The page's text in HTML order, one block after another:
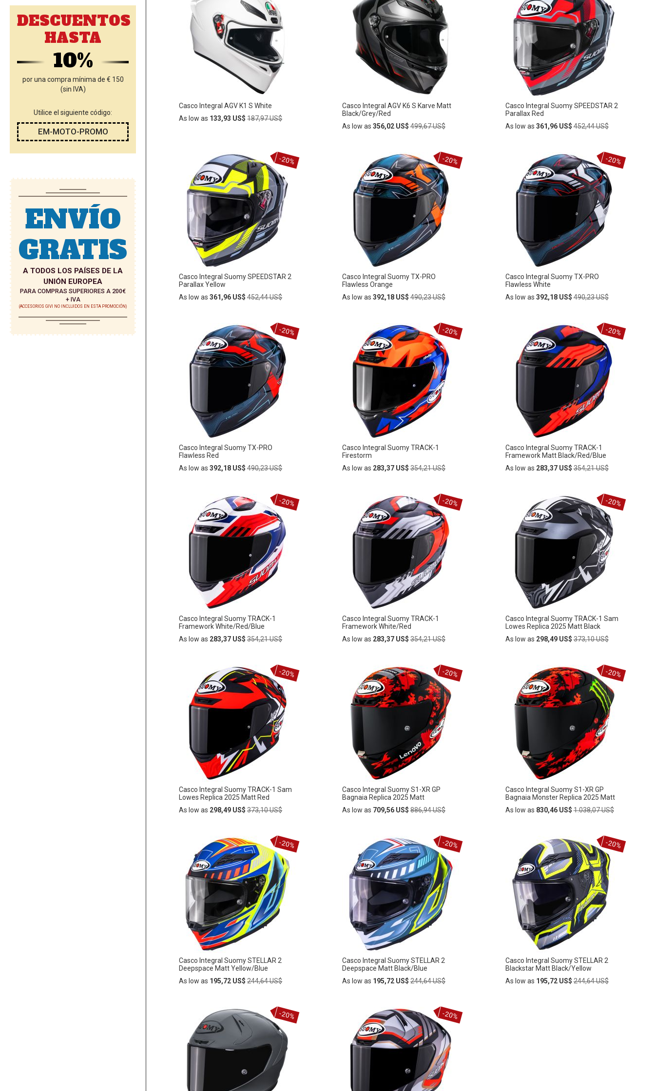
Casco Integral AGV K1 S White
As low as 133,93 US$ Regular
187,97 US$
carrito
LA
LISTA
DE
DESEOS
Casco Integral AGV K6 S Karve Matt
Black/Grey/Red
As low as 356,02 US$ Regular
499,67 US$
carrito
AÑADIR
A
LA
LISTA
DE
DESEOS
Casco Integral Suomy SPEEDSTAR 2
Parallax Red
As low as 361,96 US$Regular
452,44 US$
carrito
AÑADIR
A
LA
DE
DESEOS
Casco Integral Suomy SPEEDSTAR 2
Parallax Yellow
As low as 361,96 US$ Regular
452,44 US$
-20%
carrito
AÑADIR
A
LA
LISTA
DE
DESEOS
Casco Integral Suomy TX-PRO
Flawless Orange
As low as 392,18 US$ Regular
490,23 US$
-20%
carrito
AÑADIR
A
LA
LISTA
DE
DESEOS
Casco Integral Suomy TX-PRO
Flawless White
As low as 392,18 US$Regular
490,23 US$
-20%
carrito
AÑADIR
A
LA
DESEOS
Casco Integral Suomy TX-PRO
Flawless Red
As low as 392,18 US$ Regular
490,23 US$
-20%
carrito
AÑADIR
A
LA
DESEOS
Casco Integral Suomy TRACK-1
Firestorm
As low as 283,37 US$ Regular
354,21 US$
-20%
carrito
AÑADIR
A
LA
DESEOS
Casco Integral Suomy TRACK-1
Framework Matt Black/Red/Blue
As low as 283,37 US$Regular
354,21 US$
-20%
carrito
AÑADIR
A
LA
DESEOS
Casco Integral Suomy TRACK-1
Framework White/Red/Blue
As low as 283,37 US$ Regular
354,21 US$
-20%
carrito
AÑADIR
A
LA
DESEOS
Casco Integral Suomy TRACK-1
Framework White/Red
As low as 283,37 US$ Regular
354,21 US$
-20%
carrito
AÑADIR
A
LA
DESEOS
Casco Integral Suomy TRACK-1 Sam
Lowes Replica 2025 Matt Black
As low as 298,49 US$Regular
373,10 US$
-20%
carrito
AÑADIR
A
LA
DESEOS
Casco Integral Suomy TRACK-1 Sam
Lowes Replica 2025 Matt Red
As low as 298,49 US$ Regular
373,10 US$
-20%
carrito
AÑADIR
A
LA
LISTA
DE
DESEOS
Casco Integral Suomy S1-XR GP
Bagnaia Replica 2025 Matt
As low as 709,56 US$ Regular
886,94 US$
-20%
carrito
AÑADIR
A
LA
LISTA
DE
DESEOS
Casco Integral Suomy S1-XR GP
Bagnaia Monster Replica 2025 Matt
As low as 830,46 US$Regular
1.038,07 US$
-20%
carrito
AÑADIR
A
LA
LISTA
DE
DESEOS
Casco Integral Suomy STELLAR 2
Deepspace Matt Yellow/Blue
As low as 195,72 US$ Regular
244,64 US$
-20%
carrito
AÑADIR
A
LA
LISTA
Casco Integral Suomy STELLAR 2
Deepspace Matt Black/Blue
As low as 195,72 US$ Regular
244,64 US$
-20%
carrito
AÑADIR
A
Casco Integral Suomy STELLAR 2
Blackstar Matt Black/Yellow
As low as 195,72 US$Regular
244,64 US$
-20%
-20% -20%
DESCUENTOS
HASTA
10%
por una compra mínima de € 150
(sin IVA)
Utilice el siguiente código:
EM-MOTO-PROMO
ENVÍO
GRATIS
A TODOS LOS PAÍSES DE LA
UNIÓN EUROPEA
PARA COMPRAS SUPERIORES A 200€
+ IVA
(ACCESORIOS GIVI NO INCLUIDOS EN ESTA PROMOCIÓN)